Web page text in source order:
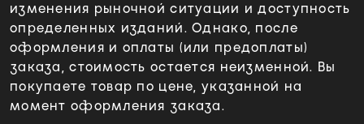
изменения рыночной ситуации и доступность
определенных изданий. Однако, после
оформления и оплаты (или предоплаты)
заказа, стоимость остается неизменной. Вы
покупаете товар по цене, указанной на
момент оформления заказа.